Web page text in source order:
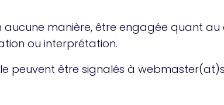
aucune manière, être engagée quant
ou interprétation.
peuvent être signalés à